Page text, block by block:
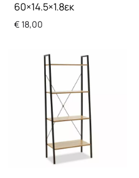
60×14.5×1.8εκ
€18,00